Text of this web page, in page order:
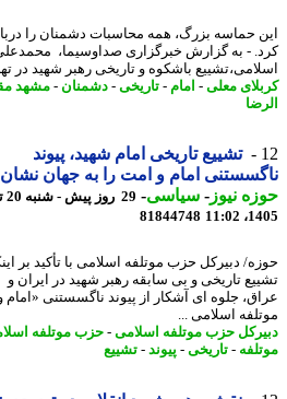
حماسه بزرگ، همه محاسبات دشمنان را درباره
- به گزارش خبرگزاری صداوسیما، محمدعلی
باشکوه و تاریخی رهبر شهید در تهران،
معلی-امام -تاریخی -دشمنان-مشهد
تشییع تاریخی امام شهید، پیوند
امام و امت را به جهان نشان داد
نیوز-سیاسی-
29 روز پیش - شنبه 20 تیر
81844748
دبیرکل حزب موتلفه اسلامی با تأکید بر اینکه
تاریخی و بی سابقه رهبر شهید در ایران و
جلوه ای آشکار از پیوند ناگسستنی «امام و
اسلامی ...
حزب موتلفه اسلامی-حزب موتلفه اسلامی-
-تاریخی -پیوند-تشییع